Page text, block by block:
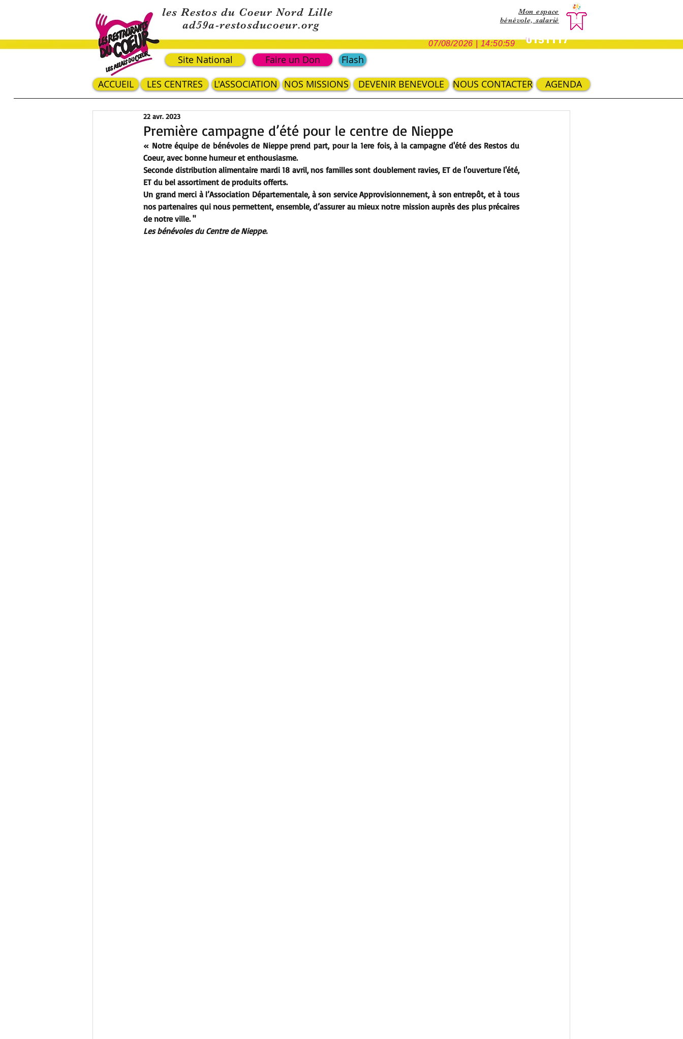
les Restos du Coeur Nord Lille
Faire un Don Flash
Mon espace
bénévole, salarié
0151117
ad59a-restosducoeur.org
07/08/2026 | 14:50:59
Site National
ACCUEIL
DEVENIR BENEVOLE
LES CENTRES NOS MISSIONS
L'ASSOCIATION AGENDA
NOUS CONTACTER
Première campagne d’été pour le centre de Nieppe
22 avr. 2023
« Notre équipe de bénévoles de Nieppe prend part, pour la 1ere fois, à la campagne d'été des Restos du
Coeur, avec bonne humeur et enthousiasme.
Seconde distribution alimentaire mardi 18 avril, nos familles sont doublement ravies, ET de l'ouverture l'été,
ET du bel assortiment de produits offerts.
Un grand merci à l’Association Départementale, à son service Approvisionnement, à son entrepôt, et à tous
nos partenaires qui nous permettent, ensemble, d’assurer au mieux notre mission auprès des plus précaires
de notre ville. "
Les bénévoles du Centre de Nieppe.